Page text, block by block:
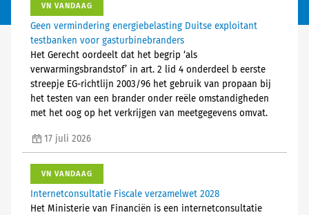
VN VANDAAG
Geen vermindering energiebelasting Duitse exploitant
testbanken voor gasturbinebranders
Het Gerecht oordeelt dat het begrip ‘als
verwarmingsbrandstof’ in art. 2 lid 4 onderdeel b eerste
streepje EG-richtlijn 2003/96 het gebruik van propaan bij
het testen van een brander onder reële omstandigheden
met het oog op het verkrijgen van meetgegevens omvat.
17 juli 2026
VN VANDAAG
Internetconsultatie Fiscale verzamelwet 2028
Het Ministerie van Financiën is een internetconsultatie